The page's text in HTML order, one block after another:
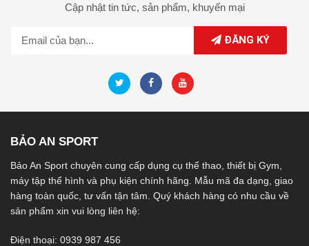
Cập nhật tin tức, sản phẩm, khuyến mại
ĐĂNG KÝ
BẢO AN SPORT
Bảo An Sport chuyên cung cấp dụng cụ thể thao, thiết bị Gym,
máy tập thể hình và phụ kiện chính hãng. Mẫu mã đa dạng, giao
hàng toàn quốc, tư vấn tận tâm. Quý khách hàng có nhu cầu về
sản phẩm xin vui lòng liên hệ:
Điện thoại: 0939 987 456